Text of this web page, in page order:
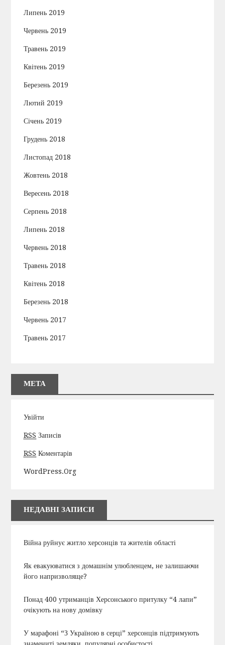
Липень 2019
Червень 2019
Травень 2019
Квітень 2019
Березень 2019
Лютий 2019
Січень 2019
Грудень 2018
Листопад 2018
Жовтень 2018
Вересень 2018
Серпень 2018
Липень 2018
Червень 2018
Травень 2018
Квітень 2018
Березень 2018
Червень 2017
Травень 2017
МЕТА
Увійти
RSS Записів
RSS Коментарів
WordPress.org
НЕДАВНІ ЗАПИСИ
Війна руйнує житло херсонців та жителів області
Як евакуюватися з домашнім улюбленцем, не залишаючи
його напризволяще?
Понад 400 утриманців Херсонського притулку “4 лапи”
очікують на нову домівку
У марафоні “З Україною в серці” херсонців підтримують